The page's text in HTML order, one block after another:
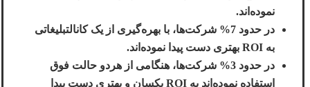
نموده‌اند.
در حدود 7% شرکت‌ها، با بهره‌گیری از یک کانالتبلیغاتی
به ROI بهتری دست پیدا نموده‌اند.
در حدود 3% شرکت‌ها، هنگامی از هردو حالت فوق
استفاده نموده‌اند به ROI یکسان و بهتری دست پیدا